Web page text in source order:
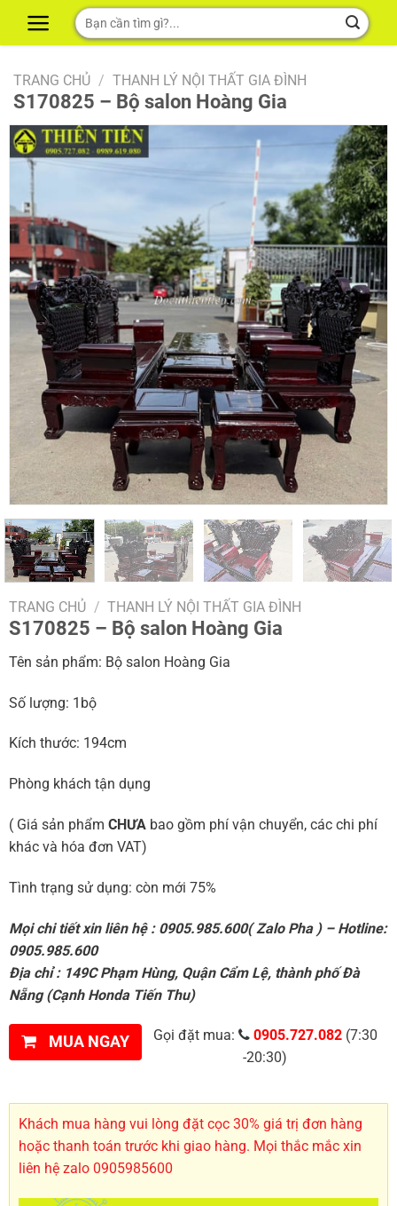
Tìm
kiếm:
TRANG CHỦ / THANH LÝ NỘI THẤT GIA ĐÌNH
S170825 – Bộ salon Hoàng Gia
TRANG CHỦ / THANH LÝ NỘI THẤT GIA ĐÌNH
S170825 – Bộ salon Hoàng Gia
Tên sản phẩm: Bộ salon Hoàng Gia
Số lượng: 1bộ
Kích thước: 194cm
Phòng khách tận dụng
( Giá sản phẩm CHƯAbao gồm phí vận chuyển, các chi phí
khác và hóa đơn VAT)
Tình trạng sử dụng: còn mới 75%
Mọi chi tiết xin liên hệ : 0905.985.600( Zalo Pha ) – Hotline:
0905.985.600
Địa chỉ : 149C Phạm Hùng, Quận Cẩm Lệ, thành phố Đà
Nẵng (Cạnh Honda Tiến Thu)
MUA NGAY Gọi đặt mua: 0905.727.082(7:30
-20:30)
Khách mua hàng vui lòng đặt cọc 30% giá trị đơn hàng
hoặc thanh toán trước khi giao hàng. Mọi thắc mắc xin
liên hệ zalo 0905985600